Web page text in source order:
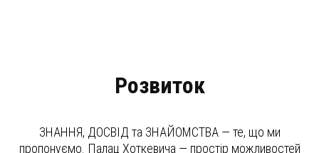
Розвиток
ЗНАННЯ, ДОСВІД та ЗНАЙОМСТВА — те, що ми
пропонуємо. Палац Хоткевича — простір можливостей